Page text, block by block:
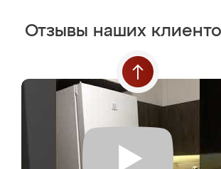
Отзывы наших